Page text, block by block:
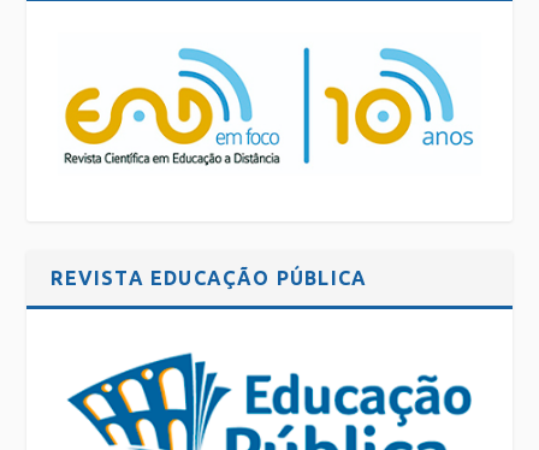
REVISTA EDUCAÇÃO PÚBLICA